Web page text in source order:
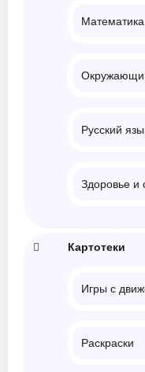
Математика
Русский
Здоровье и
Картотеки
Игры с
Раскраски